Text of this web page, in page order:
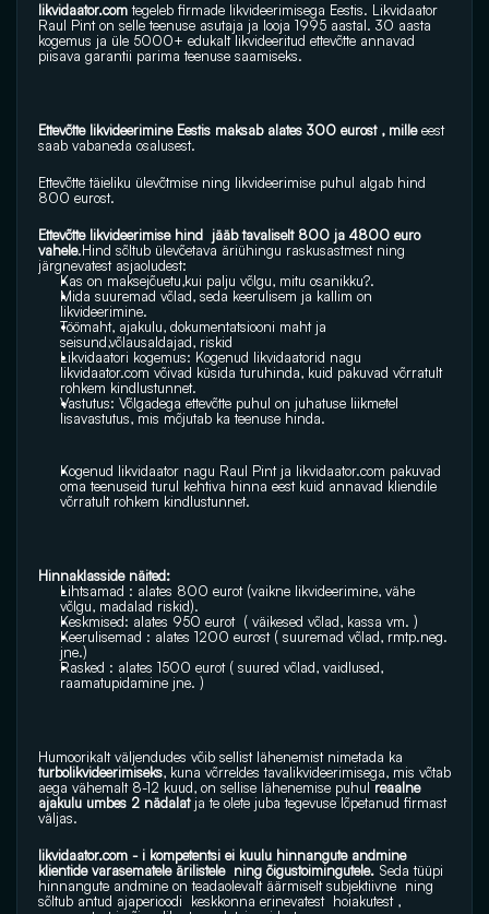
likvidaator.com tegeleb firmade likvideerimisega Eestis. Likvidaator
Raul Pint on selle teenuse asutaja ja looja 1995 aastal. 30 aasta
kogemus ja üle 5000+ edukalt likvideeritud ettevõtte annavad
piisava garantii parima teenuse saamiseks.
Ettevõtte likvideerimine Eestis maksab alates 300 eurost , mille eest
saab vabaneda osalusest.
Ettevõtte täieliku ülevõtmise ning likvideerimise puhul algab hind
800 eurost.
Ettevõtte likvideerimise hind  jääb tavaliselt 800 ja 4800 euro
vahele.Hind sõltub ülevõetava äriühingu raskusastmest ning
järgnevatest asjaoludest:
Kas on maksejõuetu,kui palju võlgu, mitu osanikku?.
Mida suuremad võlad, seda keerulisem ja kallim on
likvideerimine.
Töömaht, ajakulu, dokumentatsiooni maht ja
seisund,võlausaldajad, riskid
likvidaator.com võivad küsida turuhinda, kuid pakuvad võrratult
rohkem kindlustunnet.
Vastutus: Võlgadega ettevõtte puhul on juhatuse liikmetel
lisavastutus, mis mõjutab ka teenuse hinda.
Kogenud likvidaator nagu Raul Pint ja likvidaator.com pakuvad
oma teenuseid turul kehtiva hinna eest kuid annavad kliendile
võrratult rohkem kindlustunnet.
Hinnaklasside näited:
Lihtsamad : alates 800 eurot (vaikne likvideerimine, vähe
võlgu, madalad riskid).
Keskmised: alates 950 eurot  ( väikesed võlad, kassa vm. )
Keerulisemad : alates 1200 eurost ( suuremad võlad, rmtp.neg.
jne.)
Rasked : alates 1500 eurot ( suured võlad, vaidlused,
raamatupidamine jne. )
Humoorikalt väljendudes võib sellist lähenemist nimetada ka
turbolikvideerimiseks, kuna võrreldes tavalikvideerimisega, mis võtab
aega vähemalt 8-12 kuud, on sellise lähenemise puhul reaalne
ajakulu umbes 2 nädalat ja te olete juba tegevuse lõpetanud firmast
väljas.
likvidaator.com - i kompetentsi ei kuulu hinnangute andmine
klientide varasematele ärilistele  ning õigustoimingutele. Seda tüüpi
hinnangute andmine on teadaolevalt äärmiselt subjektiivne  ning
sõltub antud ajaperioodi  keskkonna erinevatest  hoiakutest ,